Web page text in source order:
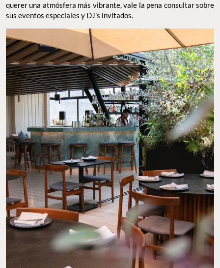
querer una atmósfera más vibrante, vale la pena consultar sobre
sus eventos especiales y DJ’s invitados.